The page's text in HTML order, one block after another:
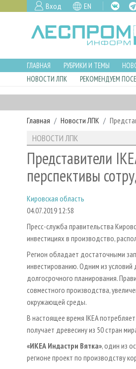
Вход EN
ГЛАВНАЯ РУБРИКИ И ТЕМЫ
НОВОСТИ ЛПК
РЕКОМЕНДУЕМ
Главная Новости ЛПК
НОВОСТИ ЛПК
Представители
перспективы
Кировская область
04.07.2019 12:58
Пресс-служба правительства
инвестициях в производство,
Регион обладает достаточными
инвестированию. Одним из условий
долгосрочного планирования.
совместного производства,
окружающей среды.
В настоящее время IKEA
получает древесину из 50 стран
«ИКЕА Индастри Вятка», один из
регионе проект по производству